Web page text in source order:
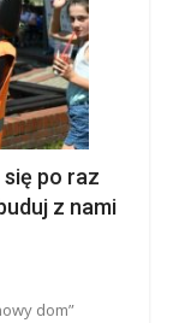
się po raz
z nami
dom”